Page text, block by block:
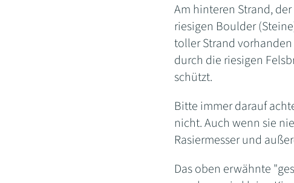
Am hinteren Strand,
riesigen Boulder
toller Strand
durch die riesigen
schützt.
Bitte immer darauf
nicht. Auch wenn sie
Rasiermesser und
Das oben erwähnte